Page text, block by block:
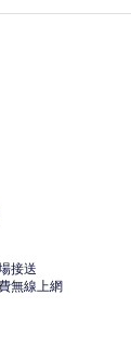
接送
無線上網